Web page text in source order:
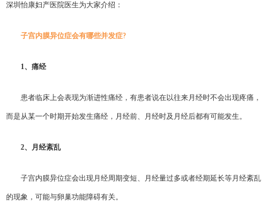
深圳怡康妇产医院医生为大家介绍：
子宫内膜异位症会有哪些并发症?
1、痛经
患者临床上会表现为渐进性痛经，有患者说在以往来月经时不会出现疼痛，
而是从某一个时期开始发生痛经，月经前、月经时及月经后都有可能发生。
2、月经紊乱
子宫内膜异位症会出现月经周期变短、月经量过多或者经期延长等月经紊乱
的现象，可能与卵巢功能障碍有关。